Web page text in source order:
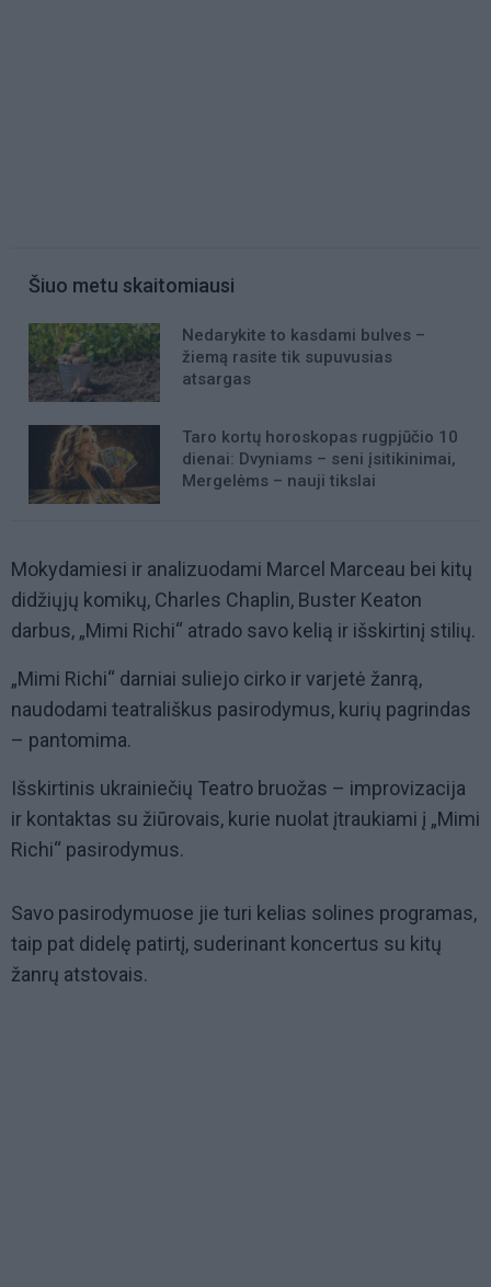
Šiuo metu skaitomiausi
Nedarykite to kasdami bulves –
žiemą rasite tik supuvusias
atsargas
Taro kortų horoskopas rugpjūčio 10
dienai: Dvyniams – seni įsitikinimai,
Mergelėms – nauji tikslai
Mokydamiesi ir analizuodami Marcel Marceau bei kitų
didžiųjų komikų, Charles Chaplin, Buster Keaton
darbus, „Mimi Richi“ atrado savo kelią ir išskirtinį stilių.
„Mimi Richi“ darniai suliejo cirko ir varjetė žanrą,
naudodami teatrališkus pasirodymus, kurių pagrindas
– pantomima.
Išskirtinis ukrainiečių Teatro bruožas – improvizacija
ir kontaktas su žiūrovais, kurie nuolat įtraukiami į „Mimi
Richi“ pasirodymus.
Savo pasirodymuose jie turi kelias solines programas,
taip pat didelę patirtį, suderinant koncertus su kitų
žanrų atstovais.